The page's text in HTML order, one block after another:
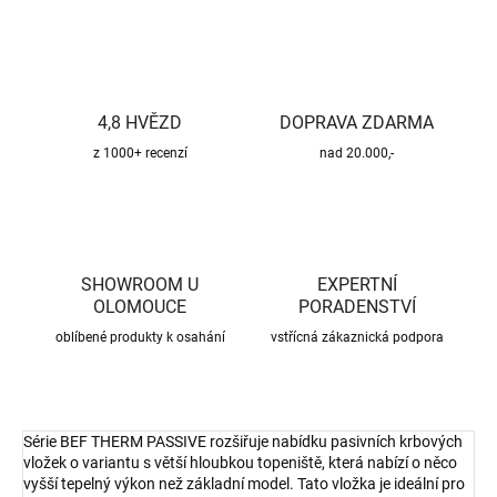
4,8 HVĚZD
z 1000+ recenzí
DOPRAVA ZDARMA
nad 20.000,-
SHOWROOM U
OLOMOUCE
oblíbené produkty k osahání
EXPERTNÍ
PORADENSTVÍ
vstřícná zákaznická podpora
Série BEF THERM PASSIVE rozšiřuje nabídku pasivních krbových
vložek o variantu s větší hloubkou topeniště, která nabízí o něco
vyšší tepelný výkon než základní model. Tato vložka je ideální pro